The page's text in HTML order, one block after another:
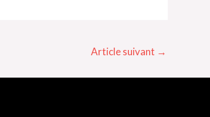
Article suivant →